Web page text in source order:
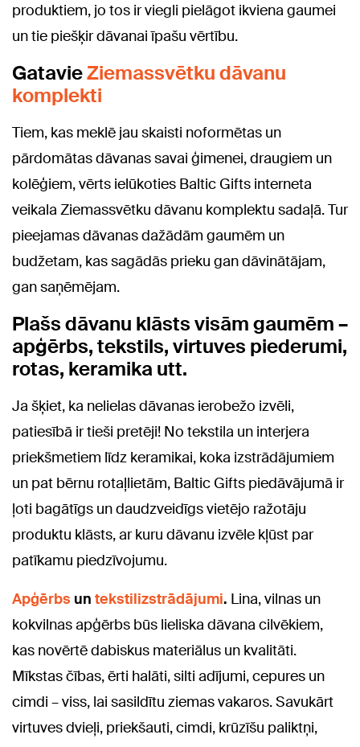
produktiem, jo tos ir viegli pielāgot ikviena gaumei
un tie piešķir dāvanai īpašu vērtību.
GatavieZiemassvētku dāvanu
komplekti
Tiem, kas meklē jau skaisti noformētas un
pārdomātas dāvanas savai ģimenei, draugiem un
kolēģiem, vērts ielūkoties Baltic Gifts interneta
veikala Ziemassvētku dāvanu komplektu sadaļā. Tur
pieejamas dāvanas dažādām gaumēm un
budžetam, kas sagādās prieku gan dāvinātājam,
gan saņēmējam.
Plašs dāvanu klāsts visām gaumēm –
apģērbs, tekstils, virtuves piederumi,
rotas, keramika utt.
Ja šķiet, ka nelielas dāvanas ierobežo izvēli,
patiesībā ir tieši pretēji! No tekstila un interjera
priekšmetiem līdz keramikai, koka izstrādājumiem
un pat bērnu rotaļlietām, Baltic Gifts piedāvājumā ir
ļoti bagātīgs un daudzveidīgs vietējo ražotāju
produktu klāsts, ar kuru dāvanu izvēle kļūst par
patīkamu piedzīvojumu.
Apģērbs un tekstilizstrādājumi. Lina, vilnas un
kokvilnas apģērbs būs lieliska dāvana cilvēkiem,
kas novērtē dabiskus materiālus un kvalitāti.
Mīkstas čības, ērti halāti, silti adījumi, cepures un
cimdi – viss, lai sasildītu ziemas vakaros. Savukārt
virtuves dvieļi, priekšauti, cimdi, krūzīšu paliktņi,